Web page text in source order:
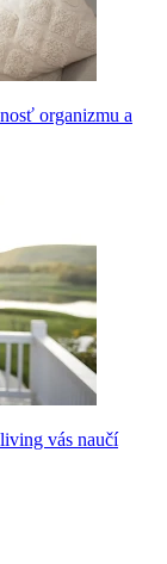
organizmu a
vás naučí